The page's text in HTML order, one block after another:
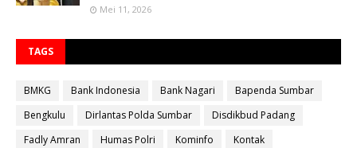
Mei 11, 2026
TAGS
BMKG Bank Indonesia Bank Nagari
Bapenda Sumbar
Bengkulu
Dirlantas Polda Sumbar
Disdikbud Padang
Fadly Amran
Humas Polri Kominfo
Kontak